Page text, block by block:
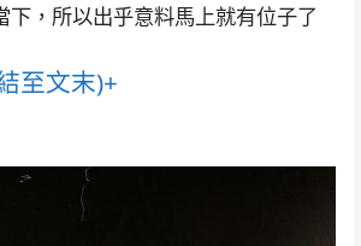
下，所以出乎意料馬上就有位子了
至文末)+